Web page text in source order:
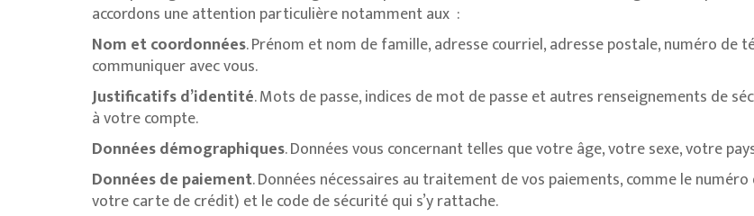
accordons une attention particulière notamment aux :
Nom et coordonnées. Prénom et nom de famille, adresse courriel, adresse postale, numéro de
communiquer avec vous.
Justificatifs d’identité. Mots de passe, indices de mot de passe et autres renseignements de
à votre compte.
Données démographiques. Données vous concernant telles que votre âge, votre sexe, votre
Données de paiement. Données nécessaires au traitement de vos paiements, comme le
votre carte de crédit) et le code de sécurité qui s’y rattache.